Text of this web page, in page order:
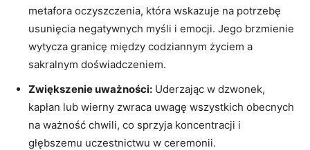
metafora oczyszczenia, która wskazuje‍ na ​potrzebę
usunięcia negatywnych myśli ​i emocji. Jego brzmienie
wytycza granicę między ‌codziannym życiem ‌a
sakralnym doświadczeniem.
Zwiększenie uważności: Uderzając w dzwonek,
kapłan lub wierny zwraca uwagę wszystkich obecnych
na ważność chwili, co sprzyja koncentracji i
głębszemu uczestnictwu w ceremonii.